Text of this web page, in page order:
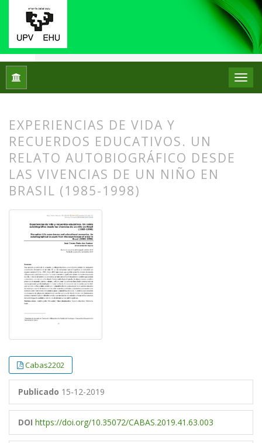
Inicio Núm. 22 (2019): Monográfico: Historias de
EXPERIENCIAS DE VIDA Y
RECUERDOS EDUCATIVOS. UN
RELATO AUTOBIOGRÁFICO DESDE
LAS VIVENCIAS DE UN NIÑO EN
BRASIL (1985-1998)
Cabas2202
Publicado 15-12-2019
DOI https://doi.org/10.35072/CABAS.2019.41.63.003